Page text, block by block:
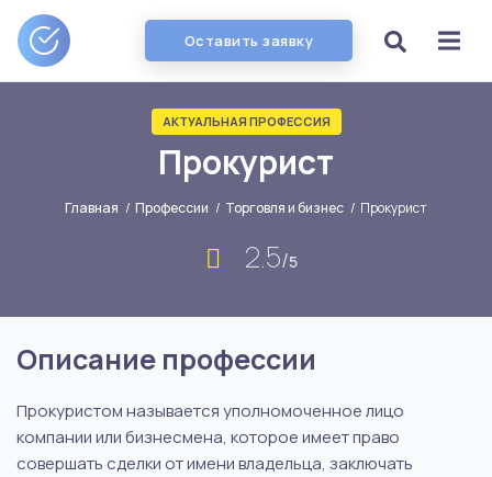
Оставить заявку
АКТУАЛЬНАЯ ПРОФЕССИЯ
Прокурист
Главная / Профессии / Торговля и бизнес / Прокурист
2.5/5
Описание профессии
Прокуристом называется уполномоченное лицо
компании или бизнесмена, которое имеет право
совершать сделки от имени владельца, заключать